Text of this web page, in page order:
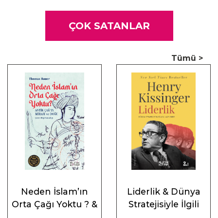
Dünün muhasebesi, yarının liderleri için bir siyasetname
niteliğinde olan bu kitap, teknolojinin öngörülemeyen
Henry Kissinger hâlâ dikkat çekici bir etkiye sahip. Bu kitabı
okuduğunuzda bunun nedenini anlayacaksınız.
― The Economist
Yetkin bir eser… Bugünün Batı dünyasındaki acınası liderlik
örneklerini düşünelim. Kissinger’ı okuduklarında
kaybedecekleri tek bir şey var, o da ahmaklıkları.
Simon Heffer ―Daily Telegraph
Dış politika sevenler için yol gösterici.
Andrew Anthony, Observer
ÇOK SATANLAR
Tümü >
Neden İslam’ın
Orta Çağı Yoktu ? &
Liderlik & Dünya
Stratejisiyle İlgili